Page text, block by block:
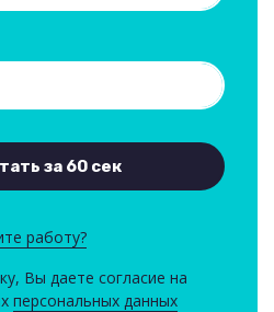
работу?
Вы даете согласие на
персональных данных